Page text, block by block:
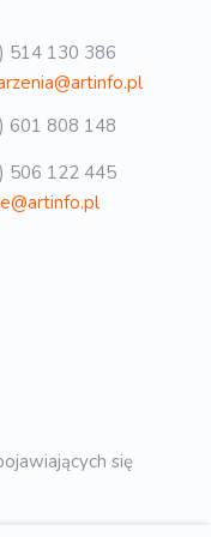
514 130 386
601 808 148
506 122 445
się